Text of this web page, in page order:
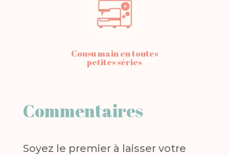
Cousu main en toutes
petites séries
Commentaires
Soyez le premier à laisser votre